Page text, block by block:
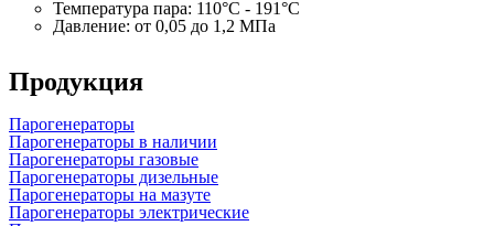
Температура пара: 110°C - 191°C
Давление: от 0,05 до 1,2 МПа
Продукция
Парогенераторы
Парогенераторы в наличии
Парогенераторы газовые
Парогенераторы дизельные
Парогенераторы на мазуте
Парогенераторы электрические